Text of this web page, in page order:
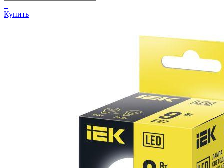
+
Купить